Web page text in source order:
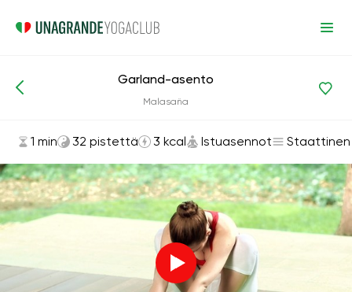
Asanat ja harjoitukset Istuasennot
Garland-asento
Malasaña
1 min 32 pistettä 3 kcal Istuasennot Staattinen